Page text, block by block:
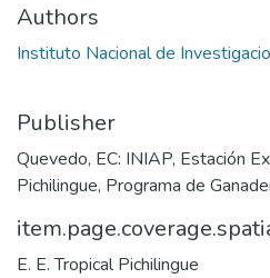
Authors
Instituto Nacional de
Publisher
Quevedo, EC: INIAP, Estación
Pichilingue, Programa de
E. E. Tropical Pichilingue